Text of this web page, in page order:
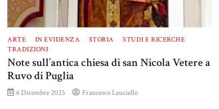
ARTE IN EVIDENZA STORIA
STUDI E RICERCHE
TRADIZIONI
Note sull’antica chiesa di san Nicola Vetere a
Ruvo di Puglia
6 Dicembre 2025 Francesco Lauciello